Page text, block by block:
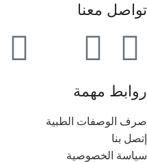
تواصل معنا
روابط مهمة
صرف الوصفات الطبية
إتصل بنا
سياسة الخصوصية